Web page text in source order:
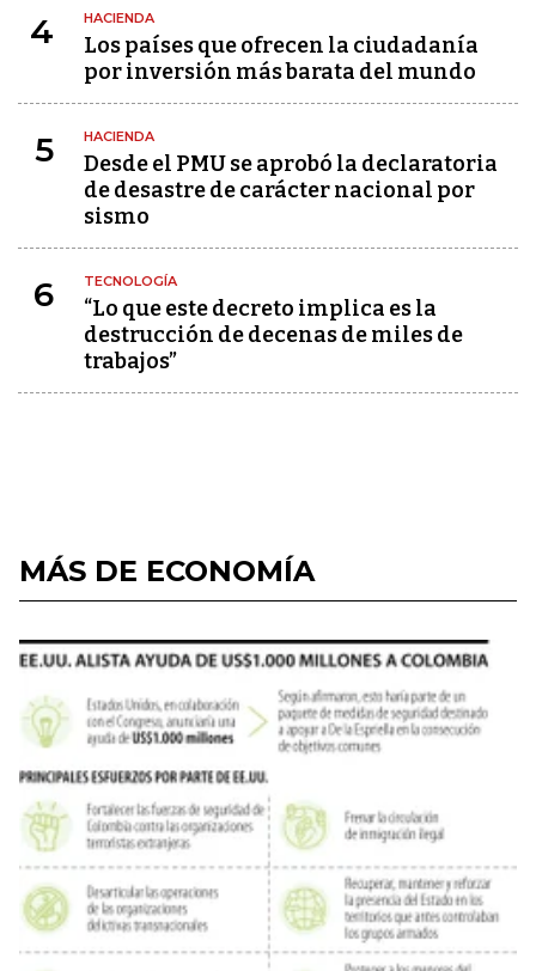
4 HACIENDA
Los países que ofrecen la ciudadanía
por inversión más barata del mundo
5 HACIENDA
Desde el PMU se aprobó la declaratoria
de desastre de carácter nacional por
sismo
6 TECNOLOGÍA
“Lo que este decreto implica es la
destrucción de decenas de miles de
trabajos”
MÁS DE ECONOMÍA